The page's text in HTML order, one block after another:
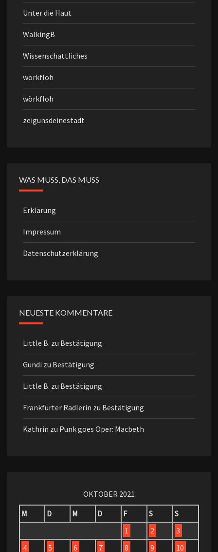
Unter die Haut
WalkingB
Wissenschattliches
wörkfloh
wörkfloh
zeigunsdeinestadt
WAS MUSS, DAS MUSS
Erklärung
Impressum
Datenschutzerklärung
NEUESTE KOMMENTARE
Little B. zu Bestätigung
Gundi zu Bestätigung
Little B. zu Bestätigung
Frankfurter Radlerin zu Bestätigung
Kathrin zu Punk goes Oper: Macbeth
OKTOBER 2021
M
D M D F S
S
1
2
3
4
5 6 7 8 9
10